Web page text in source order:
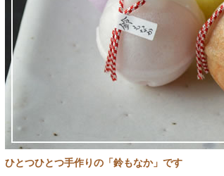
ひとつひとつ手作りの「鈴もなか」です